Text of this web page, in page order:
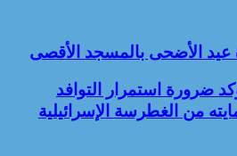
الأضحى بالمسجد الأقصى
الأضحى بالمسجد الأقصى
استمرار التوافد للحرم
الإسرائيلية
ضرورة استمرار التوافد
من الغطرسة الإسرائيلية